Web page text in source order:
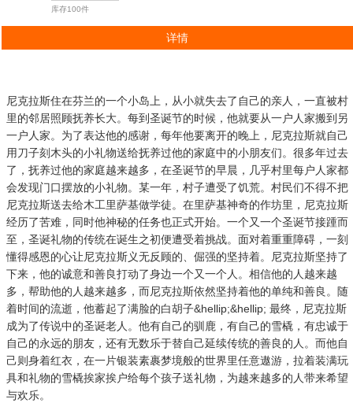
库存100件
详情
尼克拉斯住在芬兰的一个小岛上，从小就失去了自己的亲人，一直被村
里的邻居照顾抚养长大。每到圣诞节的时候，他就要从一户人家搬到另
一户人家。为了表达他的感谢，每年他要离开的晚上，尼克拉斯就自己
用刀子刻木头的小礼物送给抚养过他的家庭中的小朋友们。很多年过去
了，抚养过他的家庭越来越多，在圣诞节的早晨，几乎村里每户人家都
会发现门口摆放的小礼物。某一年，村子遭受了饥荒。村民们不得不把
尼克拉斯送去给木工里萨基做学徒。在里萨基神奇的作坊里，尼克拉斯
经历了苦难，同时他神秘的任务也正式开始。一个又一个圣诞节接踵而
至，圣诞礼物的传统在诞生之初便遭受着挑战。面对着重重障碍，一刻
懂得感恩的心让尼克拉斯义无反顾的、倔强的坚持着。尼克拉斯坚持了
下来，他的诚意和善良打动了身边一个又一个人。相信他的人越来越
多，帮助他的人越来越多，而尼克拉斯依然坚持着他的单纯和善良。随
着时间的流逝，他蓄起了满脸的白胡子&hellip;&hellip; 最终，尼克拉斯
成为了传说中的圣诞老人。他有自己的驯鹿，有自己的雪橇，有忠诚于
自己的永远的朋友，还有无数乐于替自己延续传统的善良的人。而他自
己则身着红衣，在一片银装素裹梦境般的世界里任意遨游，拉着装满玩
具和礼物的雪橇挨家挨户给每个孩子送礼物，为越来越多的人带来希望
与欢乐。